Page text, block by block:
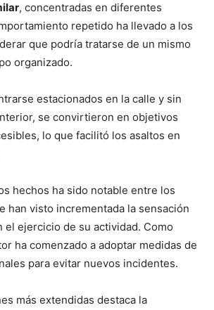
, concentradas en diferentes
repetido ha llevado a los
que podría tratarse de un mismo
organizado.
estacionados en la calle y sin
se convirtieron en objetivos
lo que facilitó los asaltos en
hechos ha sido notable entre los
han visto incrementada la sensación
el ejercicio de su actividad. Como
ha comenzado a adoptar medidas de
para evitar nuevos incidentes.
más extendidas destaca la